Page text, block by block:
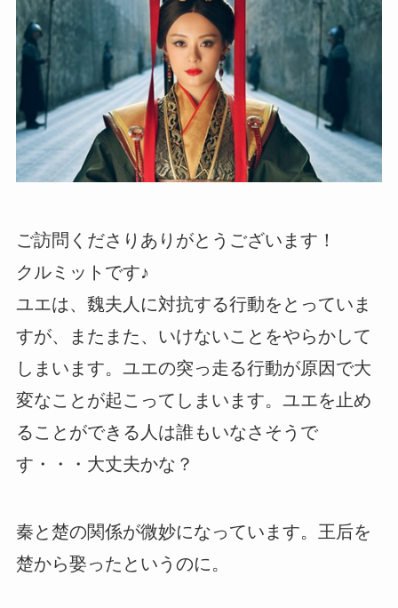
ご訪問くださりありがとうございます！
クルミットです♪
ユエは、魏夫人に対抗する行動をとっていま
すが、またまた、いけないことをやらかして
しまいます。ユエの突っ走る行動が原因で大
変なことが起こってしまいます。ユエを止め
ることができる人は誰もいなさそうで
す・・・大丈夫かな？
秦と楚の関係が微妙になっています。王后を
楚から娶ったというのに。